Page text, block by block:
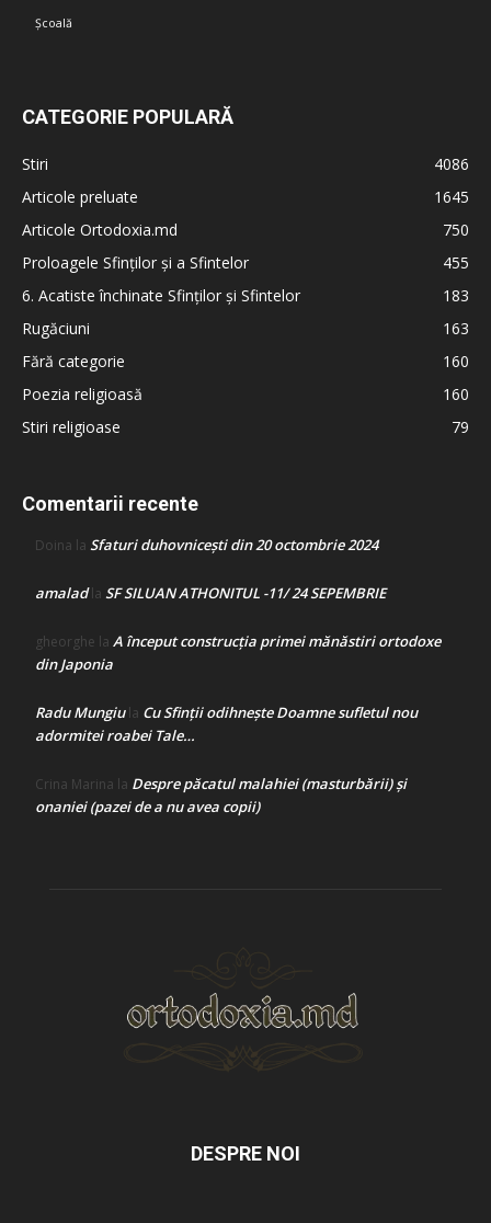
Școală
CATEGORIE POPULARĂ
Stiri
4086
Articole preluate
1645
Articole Ortodoxia.md
750
Proloagele Sfinților și a Sfintelor
455
6. Acatiste închinate Sfinților și Sfintelor
183
Rugăciuni
163
Fără categorie
160
Poezia religioasă
160
Stiri religioase
79
Comentarii recente
Doina la Sfaturi duhovnicești din 20 octombrie 2024
amaladla SF SILUAN ATHONITUL -11/ 24 SEPEMBRIE
gheorghe la A început construcţia primei mănăstiri ortodoxe
din Japonia
Radu Mungiula Cu Sfinții odihnește Doamne sufletul nou
adormitei roabei Tale…
Crina Marina la Despre păcatul malahiei (masturbării) şi
onaniei (pazei de a nu avea copii)
DESPRE NOI